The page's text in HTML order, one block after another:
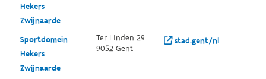
Hekers
Zwijnaarde
Sportdomein
Hekers
Zwijnaarde
Ter Linden 29
9052 Gent
stad.gent/nl